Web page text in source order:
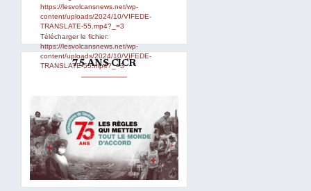
https://lesvolcansnews.net/wp-
content/uploads/2024/10/VIFEDE-
TRANSLATE-55.mp4?_=3
Télécharger le fichier:
https://lesvolcansnews.net/wp-
content/uploads/2024/10/VIFEDE-
TRANSLATE-55.mp4?_=3
75 ANS CICR